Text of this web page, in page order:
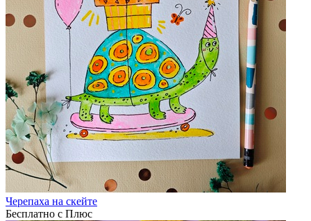
Черепаха на скейте
Бесплатно с Плюс